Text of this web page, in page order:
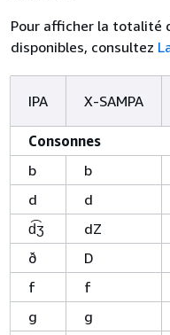
Pour afficher la totalité
disponibles, consultez
IPA X-SAMPA
Consonnes
b
b
d
d
d͡ʒ
dZ
ð
D
f
f
g
g